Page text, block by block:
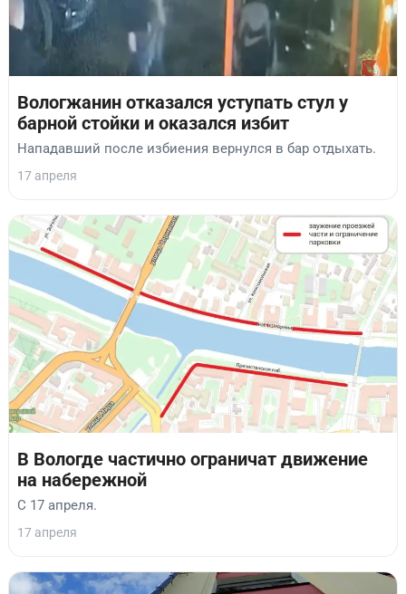
Вологжанин отказался уступать стул у
барной стойки и оказался избит
Нападавший после избиения вернулся в бар отдыхать.
17 апреля
В Вологде частично ограничат движение
на набережной
С 17 апреля.
17 апреля